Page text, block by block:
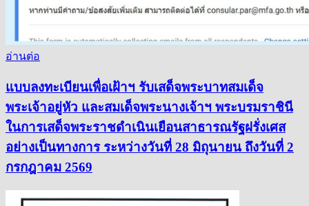
อ่านต่อ
แบบลงทะเบียนเพื่อเฝ้าฯ รับเสด็จพระบาทสมเด็จ
พระเจ้าอยู่หัว และสมเด็จพระนางเจ้าฯ พระบรมราชินี
ในการเสด็จพระราชดำเนินเยือนสาธารณรัฐฝรั่งเศส
อย่างเป็นทางการ ระหว่างวันที่ 28 มิถุนายน ถึงวันที่ 2
กรกฎาคม 2569